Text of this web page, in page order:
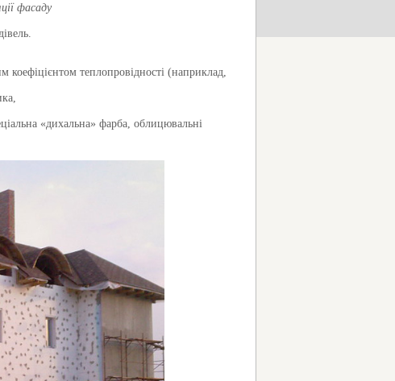
фасаду
коефіцієнтом теплопровідності (наприклад,
«дихальна» фарба, облицювальні